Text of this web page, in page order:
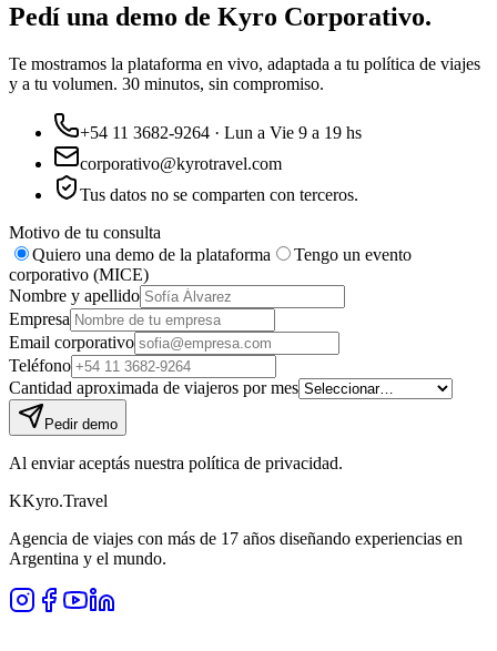
Pedí una demo de Kyro Corporativo.
Te mostramos la plataforma en vivo, adaptada a tu política de viajes
y a tu volumen. 30 minutos, sin compromiso.
+54 11 3682-9264 · Lun a Vie 9 a 19 hs
corporativo@kyrotravel.com
Tus datos no se comparten con terceros.
Motivo de tu consulta
Quiero una demo de la plataforma
Tengo un evento
corporativo (MICE)
Nombre y apellido
Empresa
Email corporativo
Teléfono
Cantidad aproximada de viajeros por mes
Pedir demo
Al enviar aceptás nuestra política de privacidad.
KKyro.Travel
Agencia de viajes con más de 17 años diseñando experiencias en
Argentina y el mundo.